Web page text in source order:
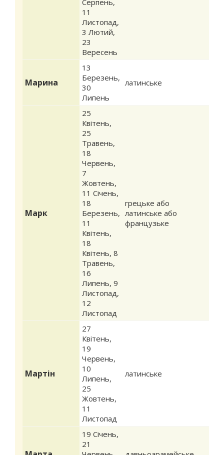
11
Листопад,
3 Лютий,
23
Вересень
Марина
13
Березень,
30
Липень
латинське
Марк
25
Квітень,
25
Травень,
18
Червень,
7
Жовтень,
11 Січень,
18
Березень,
11
Квітень,
18
Квітень, 8
Травень,
16
Липень, 9
Листопад,
12
Листопад
грецьке або
латинське або
французьке
Мартін
27
Квітень,
19
Червень,
10
Липень,
25
Жовтень,
11
Листопад
латинське
19 Січень,
21